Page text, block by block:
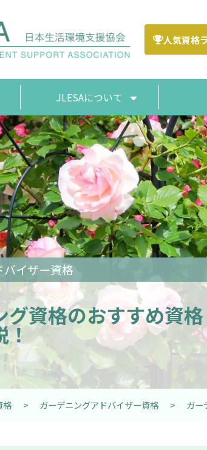
人気資格
JLESAについて
JLESA論文集
編集者ポリシー 受
イザー資格
グ資格のおすすめ資
！
格 > ガーデニングアドバイザー資格 > ガー